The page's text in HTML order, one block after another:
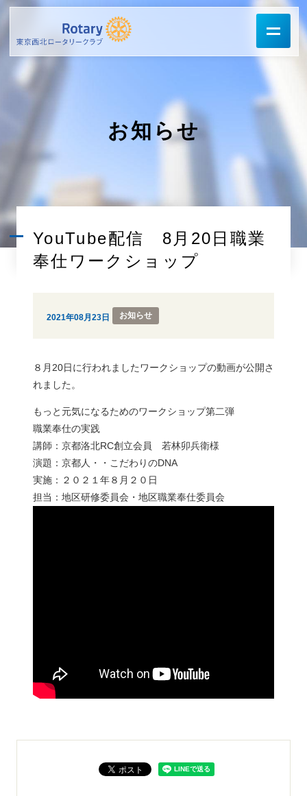
お知らせ
YouTube配信 8月20日職業
奉仕ワークショップ
2021年08月23日 お知らせ
８月20日に行われましたワークショップの動画が公開さ
れました。
もっと元気になるためのワークショップ第二弾
職業奉仕の実践
講師：京都洛北RC創立会員 若林卯兵衛様
演題：京都人・・こだわりのDNA
実施：２０２１年８月２０日
担当：地区研修委員会・地区職業奉仕委員会